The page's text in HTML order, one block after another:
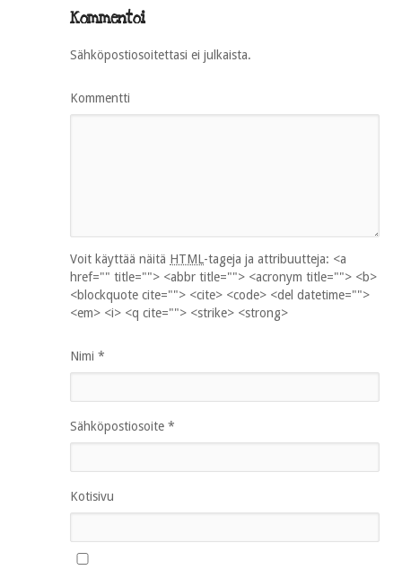
Kommentoi
Sähköpostiosoitettasi ei julkaista.
Kommentti
Voit käyttää näitä HTML-tageja ja attribuutteja: <a
href="" title=""> <abbr title=""> <acronym title=""> <b>
<blockquote cite=""> <cite> <code> <del datetime="">
<em> <i> <q cite=""> <strike> <strong>
Nimi *
Sähköpostiosoite *
Kotisivu